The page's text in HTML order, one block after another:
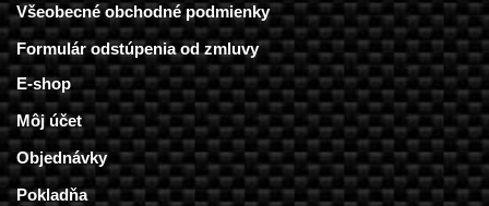
Všeobecné obchodné podmienky
Formulár odstúpenia od zmluvy
E-shop
Môj účet
Objednávky
Pokladňa